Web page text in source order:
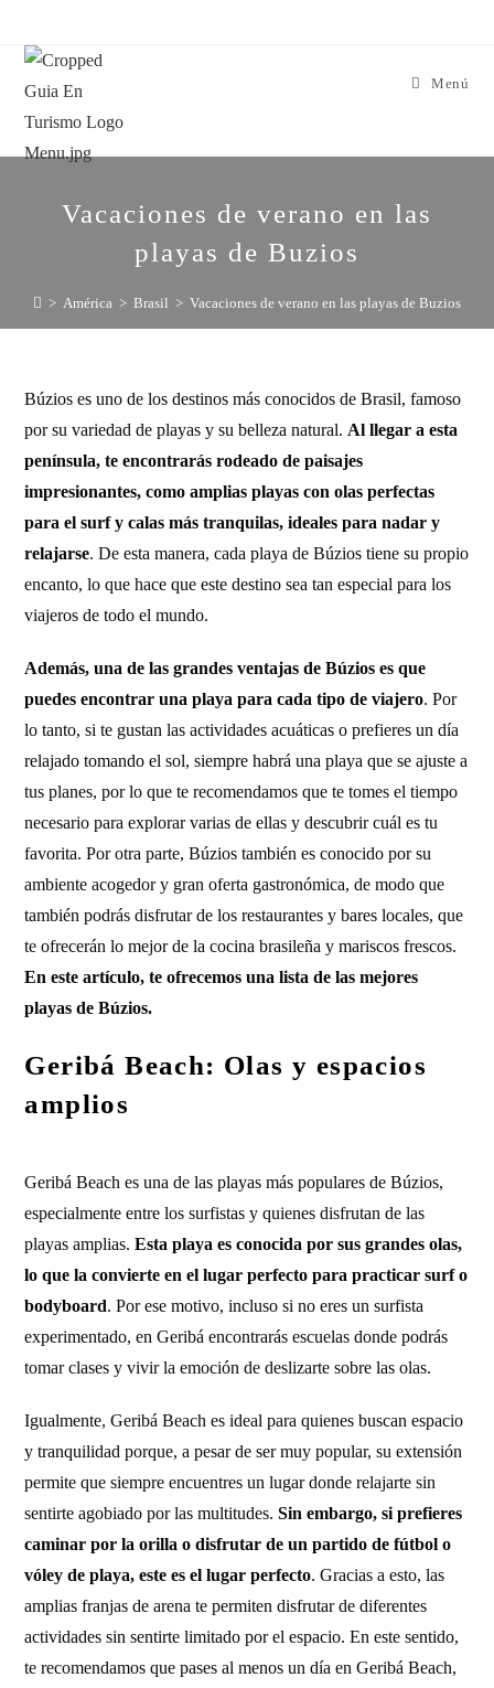
Menú
Vacaciones de verano en las
playas de Buzios
> América > Brasil > Vacaciones de verano en las playas de Buzios
Búzios es uno de los destinos más conocidos de Brasil, famoso
por su variedad de playas y su belleza natural. Al llegar a esta
península, te encontrarás rodeado de paisajes
impresionantes, como amplias playas con olas perfectas
para el surf y calas más tranquilas, ideales para nadar y
relajarse. De esta manera, cada playa de Búzios tiene su propio
encanto, lo que hace que este destino sea tan especial para los
viajeros de todo el mundo.
Además, una de las grandes ventajas de Búzios es que
puedes encontrar una playa para cada tipo de viajero. Por
lo tanto, si te gustan las actividades acuáticas o prefieres un día
relajado tomando el sol, siempre habrá una playa que se ajuste a
tus planes, por lo que te recomendamos que te tomes el tiempo
necesario para explorar varias de ellas y descubrir cuál es tu
favorita. Por otra parte, Búzios también es conocido por su
ambiente acogedor y gran oferta gastronómica, de modo que
también podrás disfrutar de los restaurantes y bares locales, que
te ofrecerán lo mejor de la cocina brasileña y mariscos frescos.
En este artículo, te ofrecemos una lista de las mejores
playas de Búzios.
Geribá Beach: Olas y espacios
amplios
Geribá Beach es una de las playas más populares de Búzios,
especialmente entre los surfistas y quienes disfrutan de las
playas amplias.Esta playa es conocida por sus grandes olas,
lo que la convierte en el lugar perfecto para practicar surf o
bodyboard. Por ese motivo, incluso si no eres un surfista
experimentado, en Geribá encontrarás escuelas donde podrás
tomar clases y vivir la emoción de deslizarte sobre las olas.
Igualmente, Geribá Beach es ideal para quienes buscan espacio
y tranquilidad porque, a pesar de ser muy popular, su extensión
permite que siempre encuentres un lugar donde relajarte sin
sentirte agobiado por las multitudes.Sin embargo, si prefieres
caminar por la orilla o disfrutar de un partido de fútbol o
vóley de playa, este es el lugar perfecto. Gracias a esto, las
amplias franjas de arena te permiten disfrutar de diferentes
actividades sin sentirte limitado por el espacio. En este sentido,
te recomendamos que pases al menos un día en Geribá Beach,